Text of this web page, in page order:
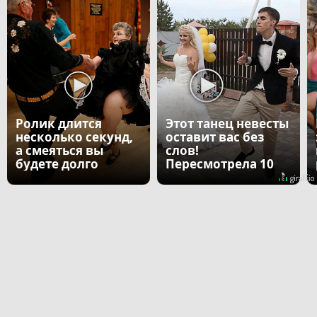
Ролик длится
несколько секунд,
а смеяться вы
будете долго
Этот танец невесты
оставит вас без
слов!
Пересмотрела 10